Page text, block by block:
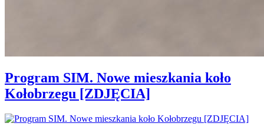
Program SIM. Nowe mieszkania koło
Kołobrzegu [ZDJĘCIA]